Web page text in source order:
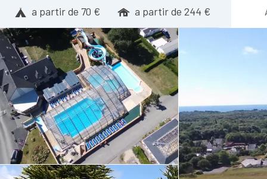
a partir de 70 € a partir de 244 €